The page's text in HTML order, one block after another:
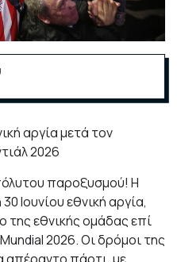
αργία μετά τον
2026
παροξυσμού! Η
Ιουνίου εθνική αργία,
της εθνικής ομάδας επί
2026. Οι δρόμοι της